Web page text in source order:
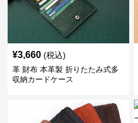
¥3,660 (税込)
革 財布 本革製 折りたたみ式多
収納カードケース